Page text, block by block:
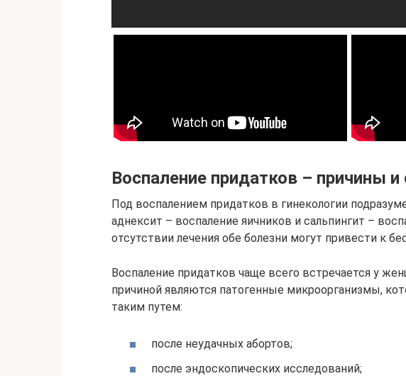
Воспаление придатков – причины
Под воспалением придатков в гинекологии
аднексит – воспаление яичников и сальпингит –
отсутствии лечения обе болезни могут привести к
Воспаление придатков чаще всего встречается у
причиной являются патогенные микроорганизмы,
таким путем:
после неудачных абортов;
после эндоскопических исследований;